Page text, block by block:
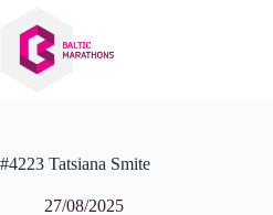
saturu
#4223 Tatsiana Smite
27/08/2025